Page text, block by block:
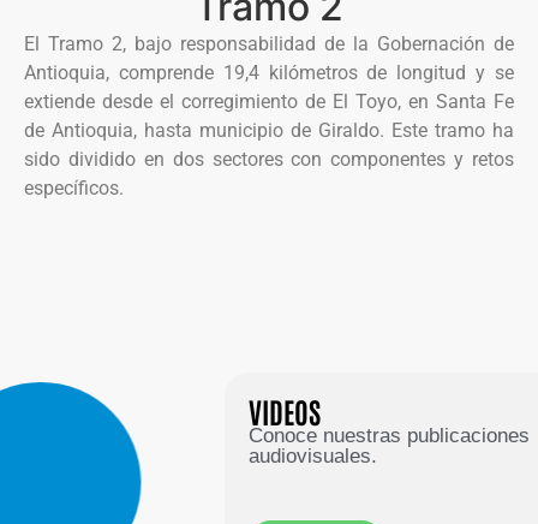
El Tramo 2, bajo responsabilidad de la Gobernación de
Antioquia, comprende 19,4 kilómetros de longitud y se
extiende desde el corregimiento de El Toyo, en Santa Fe
de Antioquia, hasta municipio de Giraldo. Este tramo ha
sido dividido en dos sectores con componentes y retos
específicos.
VIDEOS
Conoce nuestras publicaciones
audiovisuales.